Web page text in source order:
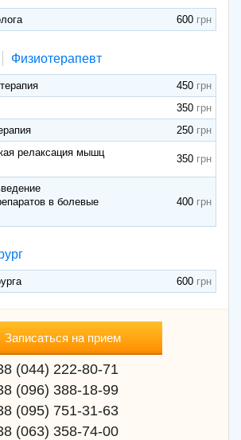
600
Физиотерапевт
450
350
250
релаксация мышц
350
в болевые
400
600
Записаться на прием
(044) 222-80-71
(096) 388-18-99
(095) 751-31-63
(063) 358-74-00